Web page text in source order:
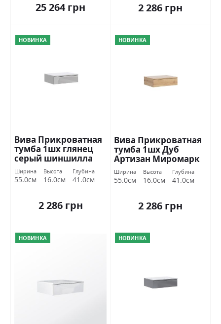
25 264 грн 2 286 грн
НОВИНКА
Вива Прикроватная
тумба 1шх глянец
серый шиншилла
Міромарк
Ширина
55.0см
Высота
16.0см
Глубина
41.0см
2 286 грн
НОВИНКА
Вива Прикроватная
тумба 1шх Дуб
Артизан Миромарк
Ширина
55.0см
Высота
16.0см
Глубина
41.0см
2 286 грн
НОВИНКА НОВИНКА